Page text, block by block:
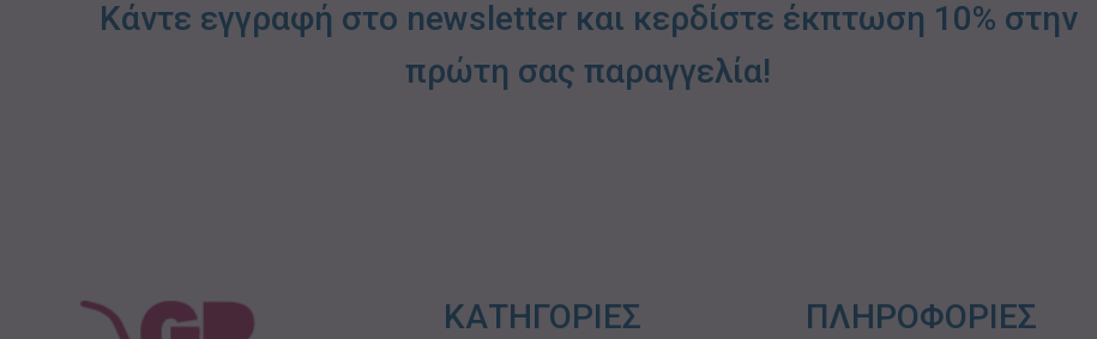
Κάντε εγγραφή στο newsletter και κερδίστε έκπτωση 10% στην
πρώτη σας παραγγελία!
ΚΑΤΗΓΟΡΙΕΣ
ΠΛΗΡΟΦΟΡΙΕΣ